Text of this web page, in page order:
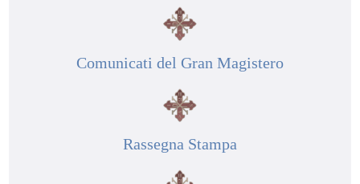
Comunicati del Gran Magistero
Rassegna Stampa